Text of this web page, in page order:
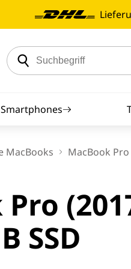
Smartphones
Zubehör
Smartphones
MacBooks MacBook Pro
SSD